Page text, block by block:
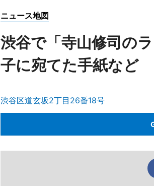
ニュース地図
渋谷で「寺山修司の
子に宛てた手紙など
渋谷区道玄坂2丁目26番18号